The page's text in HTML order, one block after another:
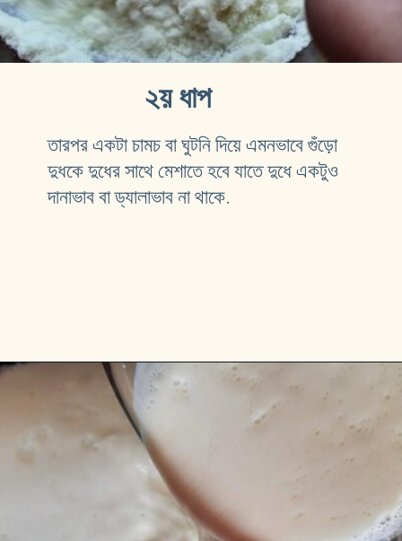
২য় ধাপ
তারপর একটা চামচ বা ঘুটনি দিয়ে এমনভাবে গুঁড়ো
দুধকে দুধের সাথে মেশাতে হবে যাতে দুধে একটুও
দানাভাব বা ড্যালাভাব না থাকে.